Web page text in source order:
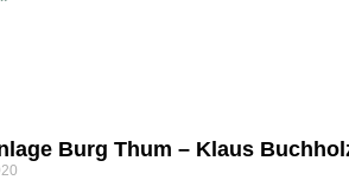
Burg Thum – Klaus